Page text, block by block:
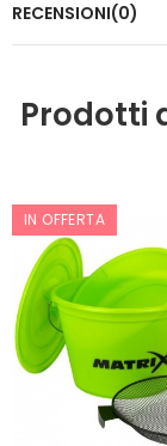
RECENSIONI(0)
Prodotti
IN OFFERTA